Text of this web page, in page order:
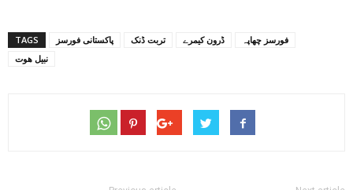
TAGS پاکستانی فورسز تربت ڈنک ڈرون کیمرے
فورسز چھاپہ
نبیل ھوت